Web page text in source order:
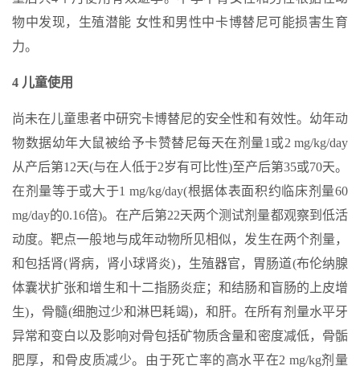
物中发现，生殖潜能 女性和男性中卡博替尼可能损害生育
力。
4 儿童使用
尚未在儿童患者中研究卡博替尼的安全性和有效性。幼年动
物数据幼年大鼠被给予卡赞替尼每天在剂量1或2 mg/kg/day
从产后第12天(与在人低于2岁有可比性)至产后第35或70天。
在剂量等于或大于1 mg/kg/day(根据体表面积约临床剂量60
mg/day的0.16倍)。在产后第22天两个测试剂量都观察到低活
动度。靶点一般地与成年动物所见相似，发生在两个剂量，
和包括肾(肾病，肾小球肾炎)，生殖器官，胃肠道(布伦纳腺
体囊状扩张和增生和十二指肠炎症；和结肠和盲肠的上皮增
生)，骨髓(细胞过少和淋巴耗竭)，和肝。在所有剂量水平牙
异常和变白以及影响对骨包括矿物质含量和密度减低，骨骺
肥厚，和骨皮质减少。由于死亡率的高水平在2 mg/kg剂量